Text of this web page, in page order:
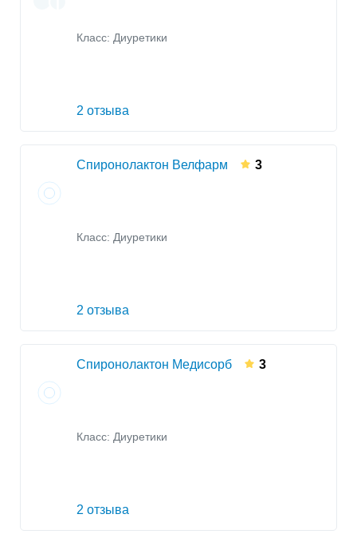
Класс: Диуретики
2 отзыва
Спиронолактон Велфарм 3
Класс: Диуретики
2 отзыва
Спиронолактон Медисорб 3
Класс: Диуретики
2 отзыва